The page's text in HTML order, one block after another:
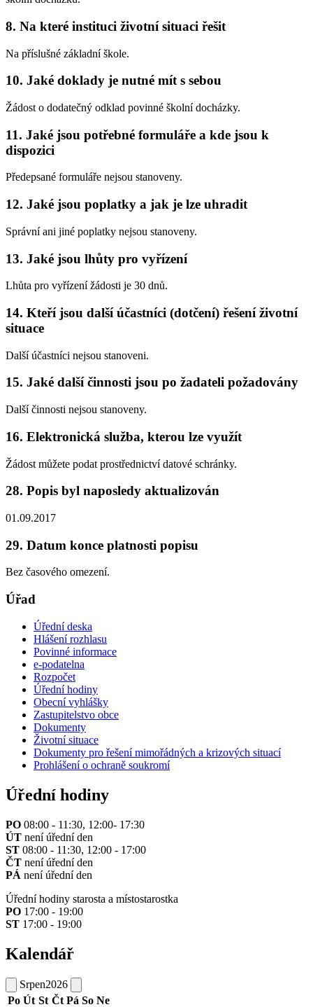
8. Na které instituci životní situaci řešit
Na příslušné základní škole.
10. Jaké doklady je nutné mít s sebou
Žádost o dodatečný odklad povinné školní docházky.
11. Jaké jsou potřebné formuláře a kde jsou k
dispozici
Předepsané formuláře nejsou stanoveny.
12. Jaké jsou poplatky a jak je lze uhradit
Správní ani jiné poplatky nejsou stanoveny.
13. Jaké jsou lhůty pro vyřízení
Lhůta pro vyřízení žádosti je 30 dnů.
14. Kteří jsou další účastníci (dotčení) řešení životní
situace
Další účastníci nejsou stanoveni.
15. Jaké další činnosti jsou po žadateli požadovány
Další činnosti nejsou stanoveny.
16. Elektronická služba, kterou lze využít
Žádost můžete podat prostřednictví datové schránky.
28. Popis byl naposledy aktualizován
01.09.2017
29. Datum konce platnosti popisu
Bez časového omezení.
Úřad
Úřední deska
Hlášení rozhlasu
Povinné informace
e-podatelna
Rozpočet
Úřední hodiny
Obecní vyhlášky
Zastupitelstvo obce
Dokumenty
Životní situace
Dokumenty pro řešení mimořádných a krizových situací
Prohlášení o ochraně soukromí
Úřední hodiny
PO 08:00 - 11:30, 12:00- 17:30
ÚT není úřední den
ST 08:00 - 11:30, 12:00 - 17:00
ČT není úřední den
PÁ není úřední den
Úřední hodiny starosta a místostarostka
PO 17:00 - 19:00
ST 17:00 - 19:00
Kalendář
Srpen2026
Po Út St Čt Pá So Ne